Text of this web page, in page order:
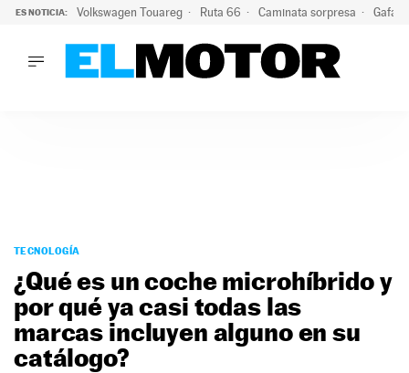
ES NOTICIA: Volkswagen Touareg Ruta 66 Caminata sorpresa Gafas
PODCAST
MOTOS
TECNOLOGÍA
SUPERCOCHES
TECNOLOGÍA
¿Qué es un coche microhíbrido y
por qué ya casi todas las
marcas incluyen alguno en su
catálogo?